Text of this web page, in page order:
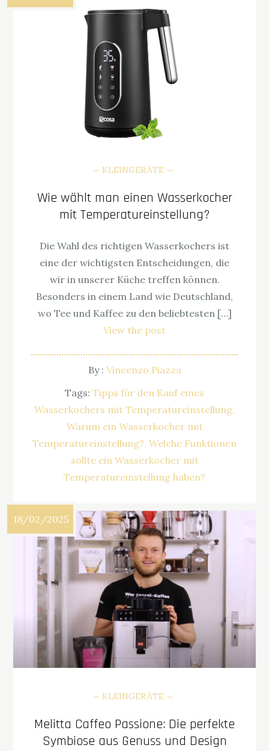
KLEINGERÄTE
Wie wählt man einen Wasserkocher
mit Temperatureinstellung?
Die Wahl des richtigen Wasserkochers ist
eine der wichtigsten Entscheidungen, die
wir in unserer Küche treffen können.
Besonders in einem Land wie Deutschland,
wo Tee und Kaffee zu den beliebtesten […]
View the post
By : Vincenzo Piazza
Tags: Tipps für den Kauf eines
Wasserkochers mit Temperatureinstellung
Warum ein Wasserkocher mit
Temperatureinstellung? Welche Funktionen
sollte ein Wasserkocher mit
Temperatureinstellung haben?
18/02/2025
KLEINGERÄTE
Melitta Caffeo Passione: Die perfekte
Symbiose aus Genuss und Design